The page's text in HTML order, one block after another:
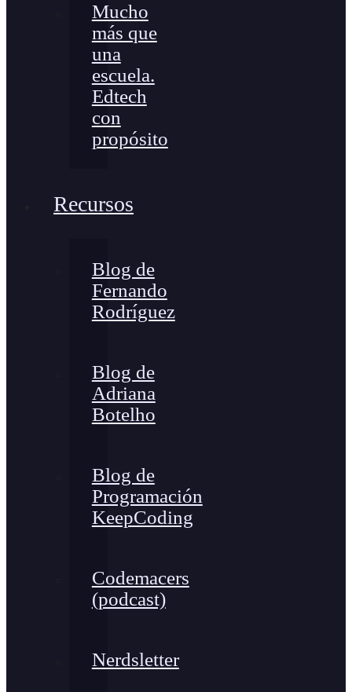
Mucho
más que
una
escuela.
Edtech
con
propósito
Recursos
Blog de
Fernando
Rodríguez
Blog de
Adriana
Botelho
Blog de
Programación
KeepCoding
Codemacers
(podcast)
Nerdsletter